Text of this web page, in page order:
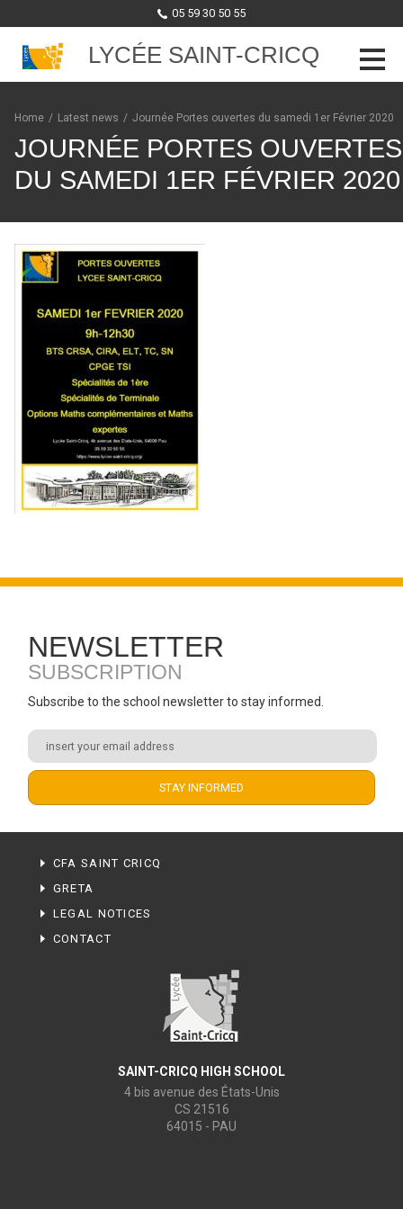
05 59 30 50 55
LYCÉE SAINT-CRICQ
Skip to content
Home / Latest news / Journée Portes ouvertes du samedi 1er Février 2020
JOURNÉE PORTES OUVERTES
DU SAMEDI 1ER FÉVRIER 2020
NEWSLETTER
SUBSCRIPTION
Subscribe to the school newsletter to stay informed.
CFA SAINT CRICQ
GRETA
LEGAL NOTICES
CONTACT
SAINT-CRICQ HIGH SCHOOL
4 bis avenue des États-Unis
CS 21516
64015 - PAU